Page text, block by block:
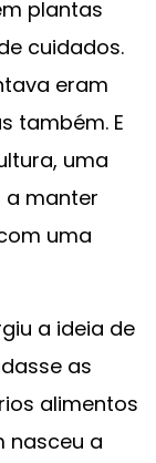
plantas
cuidados.
eram
também. E
uma
a manter
uma
a ideia de
as
alimentos
nasceu a